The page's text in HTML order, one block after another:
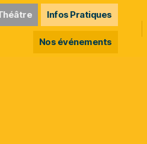
Infos Pratiques
Nos événements